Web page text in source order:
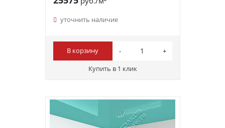
уточнить наличие
В корзину
Купить в 1 клик